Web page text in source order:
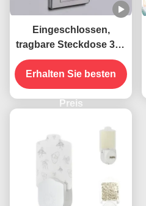
Eingeschlossen,
tragbare Steckdose 395
NM UV-
Mückenbekämpfungslampe
Nachhaltige und
effektive
Erhalten Sie besten
Preis